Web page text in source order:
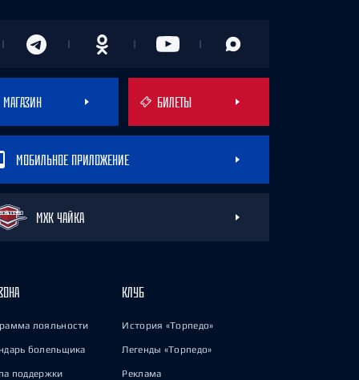
МАГАЗИН БИЛЕТЫ
МОБИЛЬНОЕ ПРИЛОЖЕНИЕ
МХК ЧАЙКА
лояльности
болельщика
поддержки
КЛУБ
История «Торпедо»
Легенды «Торпедо»
Реклама